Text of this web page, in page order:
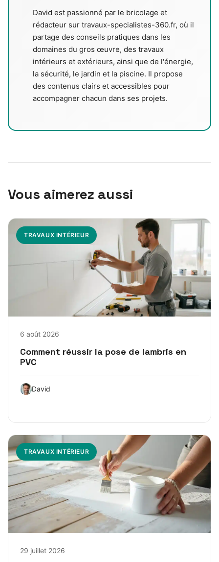
David est passionné par le bricolage et
rédacteur sur travaux-specialistes-360.fr, où il
partage des conseils pratiques dans les
domaines du gros œuvre, des travaux
intérieurs et extérieurs, ainsi que de l'énergie,
la sécurité, le jardin et la piscine. Il propose
des contenus clairs et accessibles pour
accompagner chacun dans ses projets.
Vous aimerez aussi
TRAVAUX INTÉRIEUR
6 août 2026
Comment réussir la pose de lambris en
PVC
David
TRAVAUX INTÉRIEUR
29 juillet 2026